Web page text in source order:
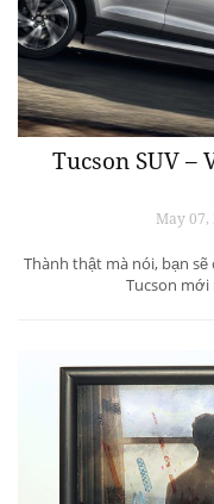
Tucson SUV –
May
Thành thật mà nói, bạn
Tucson mới